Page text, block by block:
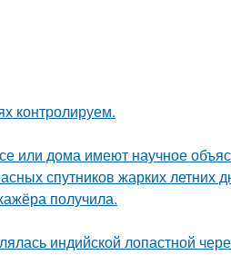
контролируем.
или дома имеют научное
спутников жарких летних
получила.
индийской лопастной